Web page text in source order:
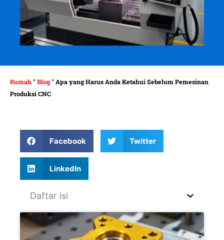
Rumah "Blog"Apa yang Harus Anda Ketahui Sebelum Pemesinan
Produksi CNC
Facebook Twitter
LinkedIn
Daftar isi